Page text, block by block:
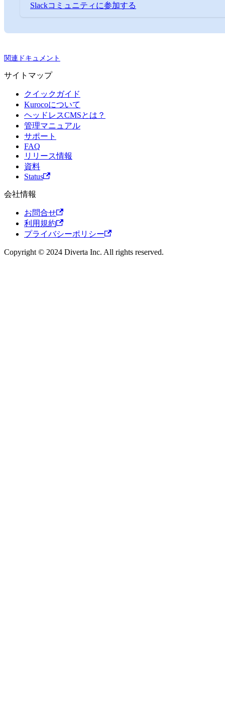
Slackコミュニティに参加する
関連ドキュメント
サイトマップ
クイックガイド
Kurocoについて
ヘッドレスCMSとは？
管理マニュアル
サポート
FAQ
リリース情報
資料
Status
会社情報
お問合せ
利用規約
プライバシーポリシー
Copyright © 2024 Diverta Inc. All rights reserved.